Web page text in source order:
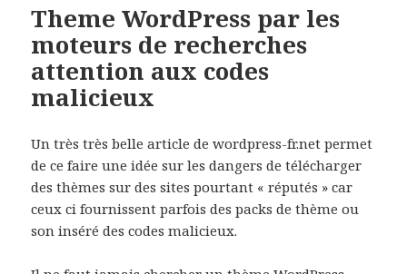
Theme WordPress par les
moteurs de recherches
attention aux codes
malicieux
Un très très belle article de wordpress-fr.net permet
de ce faire une idée sur les dangers de télécharger
des thèmes sur des sites pourtant « réputés » car
ceux ci fournissent parfois des packs de thème ou
son inséré des codes malicieux.